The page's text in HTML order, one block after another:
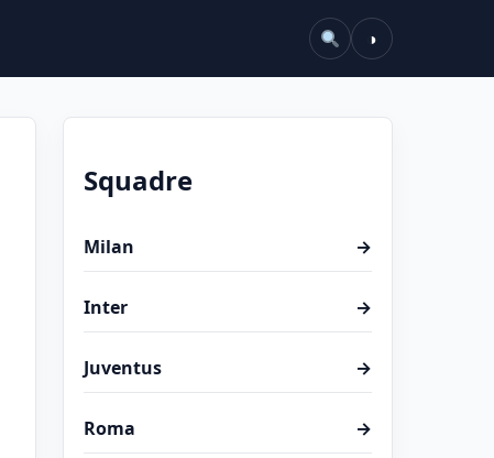
◑
Squadre
Milan →
Inter →
Juventus →
Roma →